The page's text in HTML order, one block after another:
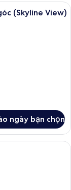
có truyền hình vệ
(Skyline View)
ngày bạn chọn
2 giường đơn |